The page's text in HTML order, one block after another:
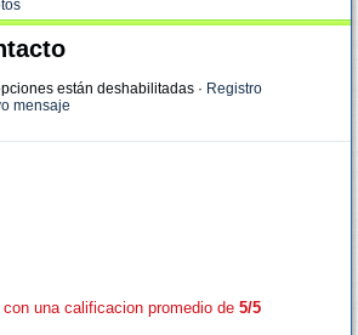
están deshabilitadas · Registro
mensaje
una calificacion promedio de 5/5